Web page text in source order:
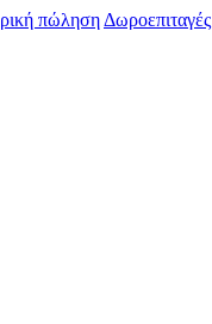
πώληση Δωροεπιταγές